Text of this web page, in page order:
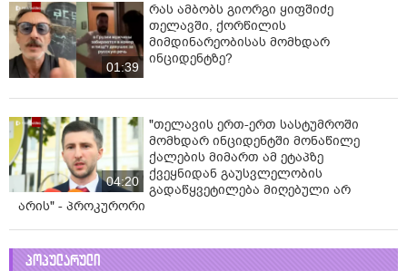
01:39
რას ამბობს გიორგი ყიფშიძე
თელავში, ქორწილის
მიმდინარეობისას მომხდარ
ინციდენტზე?
04:20
"თელავის ერთ-ერთ სასტუმროში
მომხდარ ინციდენტში მონაწილე
ქალების მიმართ ამ ეტაპზე
ქვეყნიდან გაუსვლელობის
გადაწყვეტილება მიღებული არ
არის" - პროკურორი
პოპულარული